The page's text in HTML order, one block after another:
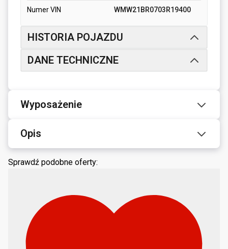
Numer VIN WMW21BR0703R19400
HISTORIA POJAZDU
DANE TECHNICZNE
Wyposażenie
Opis
Sprawdź podobne oferty: